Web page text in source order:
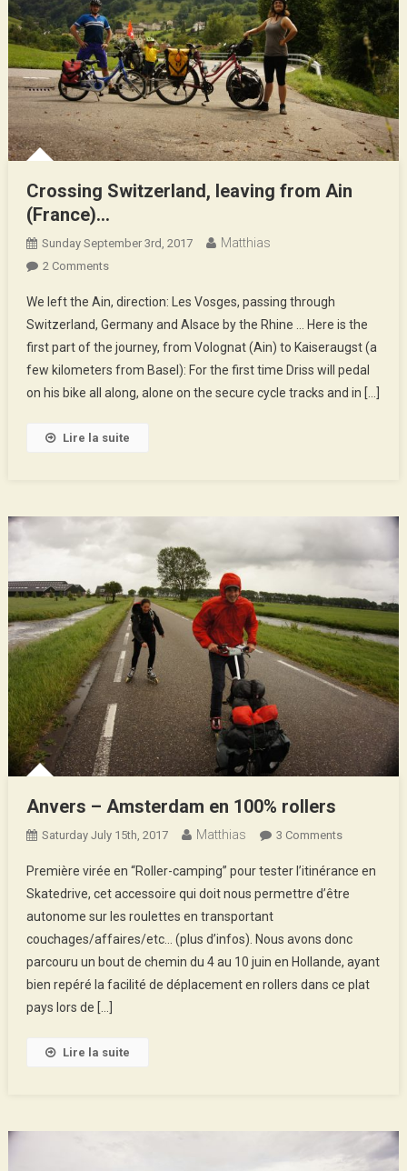
Crossing Switzerland, leaving from Ain
(France)…
Sunday September 3rd, 2017 Matthias
2 CommentsOn
Switzerland,
Leaving
From
Ain
(France)
We left the Ain, direction: Les Vosges, passing through
Switzerland, Germany and Alsace by the Rhine … Here is the
first part of the journey, from Volognat (Ain) to Kaiseraugst (a
few kilometers from Basel): For the first time Driss will pedal
on his bike all along, alone on the secure cycle tracks and in […]
Lire la suite
Anvers – Amsterdam en 100% rollers
Saturday July 15th, 2017 Matthias 3 CommentsOn
–
Amsterdam
1003
Rollers
Première virée en “Roller-camping” pour tester l’itinérance en
Skatedrive, cet accessoire qui doit nous permettre d’être
autonome sur les roulettes en transportant
couchages/affaires/etc… (plus d’infos). Nous avons donc
parcouru un bout de chemin du 4 au 10 juin en Hollande, ayant
bien repéré la facilité de déplacement en rollers dans ce plat
pays lors de […]
Lire la suite